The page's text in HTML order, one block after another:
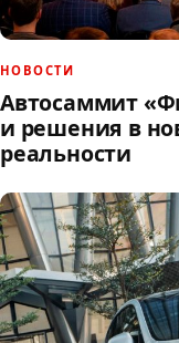
НОВОСТИ
Автосаммит
и решения в
реальности